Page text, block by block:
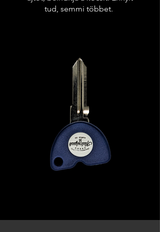
tud, semmi többet.